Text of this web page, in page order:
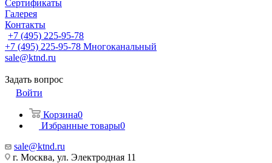
Сертификаты
Галерея
Контакты
+7 (495) 225-95-78
+7 (495) 225-95-78 Многоканальный
sale@ktnd.ru
Задать вопрос
Войти
Корзина0
Избранные товары0
sale@ktnd.ru
г. Москва, ул. Электродная 11